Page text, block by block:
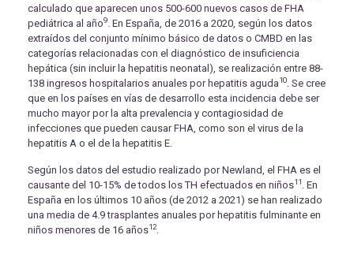
calculado que aparecen unos 500-600 nuevos casos de FHA
pediátrica al año9 . En España, de 2016 a 2020, según los datos
extraídos del conjunto mínimo básico de datos o CMBD en las
categorías relacionadas con el diagnóstico de insuficiencia
hepática (sin incluir la hepatitis neonatal), se realización entre 88-
138 ingresos hospitalarios anuales por hepatitis aguda10 . Se cree
que en los países en vías de desarrollo esta incidencia debe ser
mucho mayor por la alta prevalencia y contagiosidad de
infecciones que pueden causar FHA, como son el virus de la
hepatitis A o el de la hepatitis E.
Según los datos del estudio realizado por Newland, el FHA es el
causante del 10-15% de todos los TH efectuados en niños11
. En
España en los últimos 10 años (de 2012 a 2021) se han realizado
una media de 4.9 trasplantes anuales por hepatitis fulminante en
niños menores de 16 años12.